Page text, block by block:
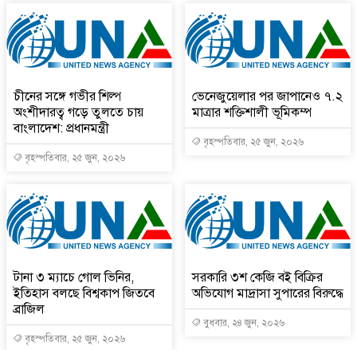
চীনের সঙ্গে গভীর শিল্প
অংশীদারত্ব গড়ে তুলতে চায়
বাংলাদেশ: প্রধানমন্ত্রী
বৃহস্পতিবার, ২৫ জুন, ২০২৬
ভেনেজুয়েলার পর জাপানেও ৭.২
মাত্রার শক্তিশালী ভূমিকম্প
বৃহস্পতিবার, ২৫ জুন, ২০২৬
টানা ৩ ম্যাচে গোল ভিনির,
ইতিহাস বলছে বিশ্বকাপ জিতবে
ব্রাজিল
বৃহস্পতিবার, ২৫ জুন, ২০২৬
সরকারি ৩শ কেজি বই বিক্রির
অভিযোগ মাদ্রাসা সুপারের বিরুদ্ধে
বুধবার, ২৪ জুন, ২০২৬